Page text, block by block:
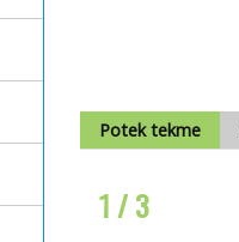
Potek tekme
1 / 3